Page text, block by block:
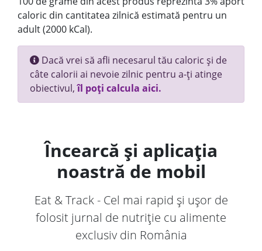
caloric din cantitatea zilnică estimată pentru un
adult (2000 kCal).
Dacă vrei să afli necesarul tău caloric și de
câte calorii ai nevoie zilnic pentru a-ți atinge
obiectivul,îl poți calcula aici.
Încearcă și aplicația
noastră de mobil
Eat & Track - Cel mai rapid și ușor de
folosit jurnal de nutriție cu alimente
exclusiv din România